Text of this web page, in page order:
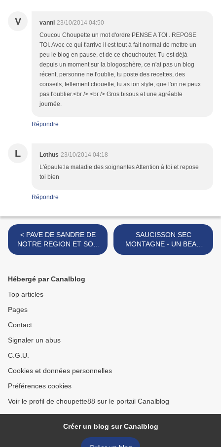
V vanni 23/10/2014 04:50
Coucou Choupette un mot d'ordre PENSE A TOI . REPOSE
TOI. Avec ce qui t'arrive il est tout à fait normal de mettre un
peu le blog en pause, et de ce chouchouter. Tu est déjà
depuis un moment sur la blogosphère, ce n'ai pas un blog
récent, personne ne t'oublie, tu poste des recettes, des
conseils, tellement chouette, tu as ton style, que l'on ne peux
pas t'oublier.<br /> <br /> Gros bisous et une agréable
journée.
Répondre
L Lothus 23/10/2014 04:18
L'épaule:la maladie des soignantes Attention à toi et repose
toi bien
Répondre
< PAVE DE SANDRE DE
NOTRE REGION ET SON
JUS AU PINOT BLANC
SAUCISSON SEC
MONTAGNE - UN BEAU
CADEAU >
Hébergé par Canalblog
Top articles
Pages
Contact
Signaler un abus
C.G.U.
Cookies et données personnelles
Préférences cookies
Voir le profil de choupette88 sur le portail Canalblog
Créer un blog sur Canalblog